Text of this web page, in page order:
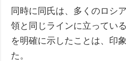
同時に同氏は、多くのロシ
領と同じラインに立ってい
を明確に示したことは、印
た。